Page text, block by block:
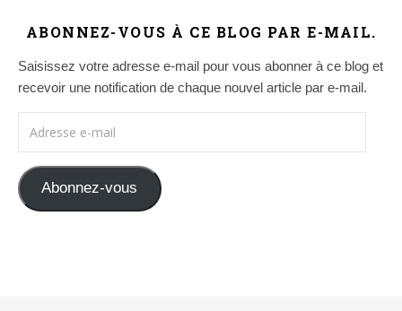
ABONNEZ-VOUS À CE BLOG PAR E-MAIL.
Saisissez votre adresse e-mail pour vous abonner à ce blog et
recevoir une notification de chaque nouvel article par e-mail.
Abonnez-vous